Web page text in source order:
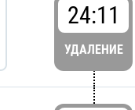
24:11
УДАЛЕНИЕ